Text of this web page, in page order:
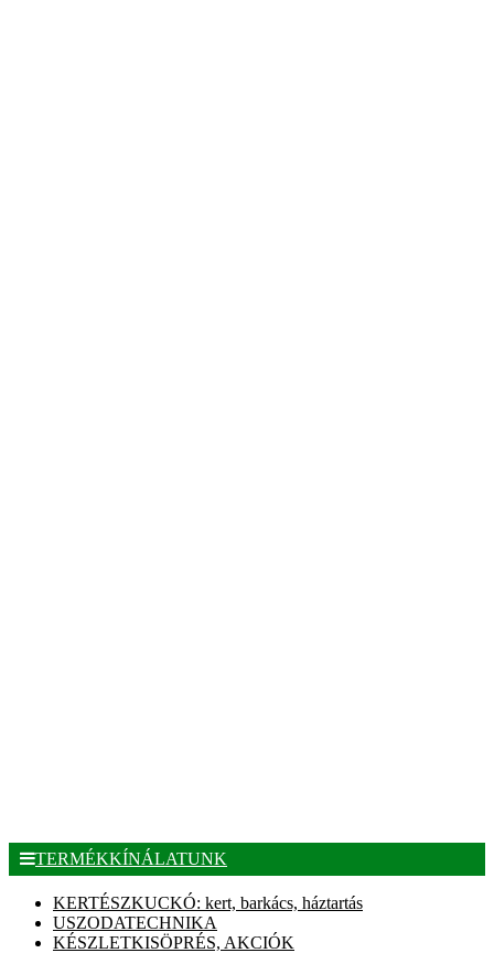
TERMÉKKÍNÁLATUNK
KERTÉSZKUCKÓ: kert, barkács, háztartás
USZODATECHNIKA
KÉSZLETKISÖPRÉS, AKCIÓK